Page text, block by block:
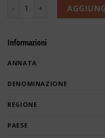
Trento DOC "Perlé"
Informazioni
ANNATA
DENOMINAZIONE
REGIONE
PAESE